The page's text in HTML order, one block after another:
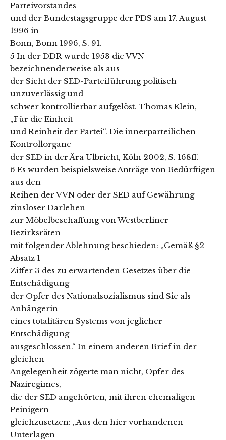
Parteivorstandes
und der Bundestagsgruppe der PDS am 17. August
1996 in
Bonn, Bonn 1996, S. 91.
5 In der DDR wurde 1953 die VVN
bezeichnenderweise als aus
der Sicht der SED-Parteiführung politisch
unzuverlässig und
schwer kontrollierbar aufgelöst. Thomas Klein,
„Für die Einheit
und Reinheit der Partei“. Die innerparteilichen
Kontrollorgane
der SED in der Ära Ulbricht, Köln 2002, S. 168ff.
6 Es wurden beispielsweise Anträge von Bedürftigen
aus den
Reihen der VVN oder der SED auf Gewährung
zinsloser Darlehen
zur Möbelbeschaffung von Westberliner
Bezirksräten
mit folgender Ablehnung beschieden: „Gemäß §2
Absatz 1
Ziffer 3 des zu erwartenden Gesetzes über die
Entschädigung
der Opfer des Nationalsozialismus sind Sie als
Anhängerin
eines totalitären Systems von jeglicher
Entschädigung
ausgeschlossen.“ In einem anderen Brief in der
gleichen
Angelegenheit zögerte man nicht, Opfer des
Naziregimes,
die der SED angehörten, mit ihren ehemaligen
Peinigern
gleichzusetzen: „Aus den hier vorhandenen
Unterlagen